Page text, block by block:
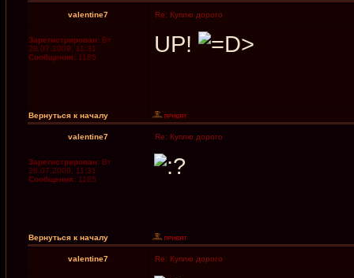
valentine7 Re: Куплю дорого
Зарегистрирован: Вт
28.07.2009, 11:31
Сообщения: 1185
UP!
Вернуться к началу
valentine7 Re: Куплю дорого
Зарегистрирован: Вт
28.07.2009, 11:31
Сообщения: 1185
Вернуться к началу
valentine7 Re: Куплю дорого